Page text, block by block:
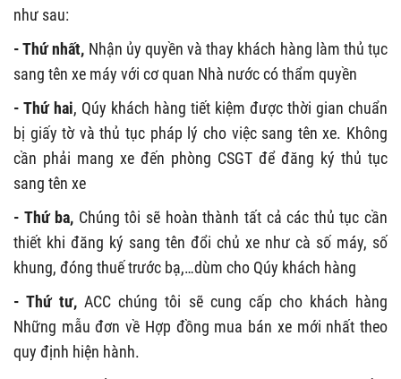
như sau:
- Thứ nhất, Nhận ủy quyền và thay khách hàng làm thủ tục
sang tên xe máy với cơ quan Nhà nước có thẩm quyền
- Thứ hai, Qúy khách hàng tiết kiệm được thời gian chuẩn
bị giấy tờ và thủ tục pháp lý cho việc sang tên xe. Không
cần phải mang xe đến phòng CSGT để đăng ký thủ tục
sang tên xe
- Thứ ba, Chúng tôi sẽ hoàn thành tất cả các thủ tục cần
thiết khi đăng ký sang tên đổi chủ xe như cà số máy, số
khung, đóng thuế trước bạ,…dùm cho Qúy khách hàng
- Thứ tư, ACC chúng tôi sẽ cung cấp cho khách hàng
Những mẫu đơn về Hợp đồng mua bán xe mới nhất theo
quy định hiện hành.